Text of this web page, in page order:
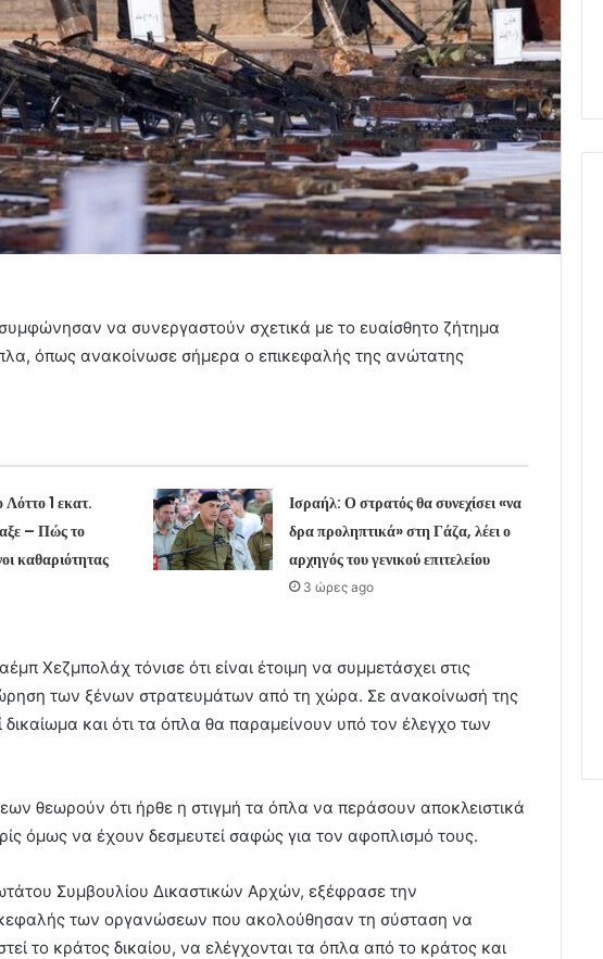
να συνεργαστούν σχετικά με το ευαίσθητο ζήτημα
όπως ανακοίνωσε σήμερα ο επικεφαλής της ανώτατης
Λόττο 1 εκατ.
– Πώς το
καθαριότητας
Ισραήλ: Ο στρατός θα συνεχίσει «να
δρα προληπτικά» στη Γάζα, λέει ο
αρχηγός του γενικού επιτελείου
3 ώρες ago
Χεζμπολάχ τόνισε ότι είναι έτοιμη να συμμετάσχει στις
των ξένων στρατευμάτων από τη χώρα. Σε ανακοίνωσή της
δικαίωμα και ότι τα όπλα θα παραμείνουν υπό τον έλεγχο των
θεωρούν ότι ήρθε η στιγμή τα όπλα να περάσουν αποκλειστικά
όμως να έχουν δεσμευτεί σαφώς για τον αφοπλισμό τους.
Συμβουλίου Δικαστικών Αρχών, εξέφρασε την
των οργανώσεων που ακολούθησαν τη σύσταση να
το κράτος δικαίου, να ελέγχονται τα όπλα από το κράτος και